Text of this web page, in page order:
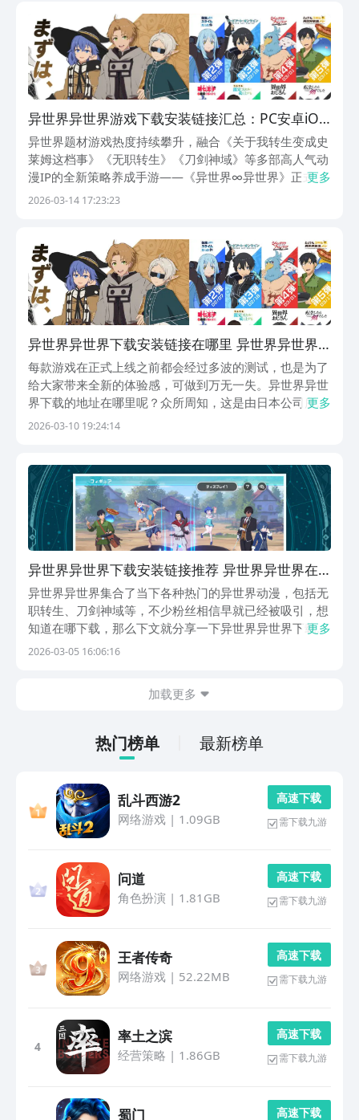
异世界异世界游戏下载安装链接汇总：PC安卓iOS
全平台资源推荐
异世界题材游戏热度持续攀升，融合《关于我转生变成史
莱姆这档事》《无职转生》《刀剑神域》等多部高人气动
漫IP的全新策略养成手游——《异世界∞异世界》正式开
启预约。凭借跨作品角色联动、深度剧情还原与创新转生
更多
2026-03-14 17:23:23
异世界异世界下载安装链接在哪里 异世界异世界
手游安卓下载方式解析
每款游戏在正式上线之前都会经过多波的测试，也是为了
给大家带来全新的体验感，可做到万无一失。异世界异世
界下载的地址在哪里呢？众所周知，这是由日本公司所创
作出来的角色扮演类游戏，采用精美的二次元风格所渲
最...
更多
2026-03-10 19:24:14
异世界异世界下载安装链接推荐 异世界异世界在
哪下载
异世界异世界集合了当下各种热门的异世界动漫，包括无
职转生、刀剑神域等，不少粉丝相信早就已经被吸引，想
知道在哪下载，那么下文就分享一下异世界异世界下载地
址，帮助大家进入到各种奇幻世界进行“另一种生活” ，想
更多
2026-03-05 16:06:16
加载更多
热门榜单 最新榜单
乱斗西游2
网络游戏| 1.09GB
高 速 下 载
需下载九游
问道
角色扮演 | 1.81GB
高 速 下 载
需下载九游
王者传奇
网络游戏| 52.22MB
高 速 下 载
需下载九游
4
率土之滨
经营策略 | 1.86GB
高 速 下 载
需下载九游
蜀门 高 速 下 载